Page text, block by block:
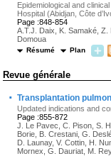
Epidemiological and
Hospital (Abidjan, Côte
Page :848-854
A.T.J. Daix, K. Samaké, Z.
Domoua
Résumé Plan
Revue générale
· Transplantation
Updated indications and
Page :855-872
J. Le Pavec, C. Pison, S.
Borie, B. Crestani, G.
D. Launay, V. Cottin, H.
Mornex, G. Dauriat, M.